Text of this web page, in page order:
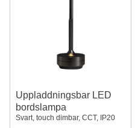
Uppladdningsbar LED
bordslampa
Svart, touch dimbar, CCT, IP20